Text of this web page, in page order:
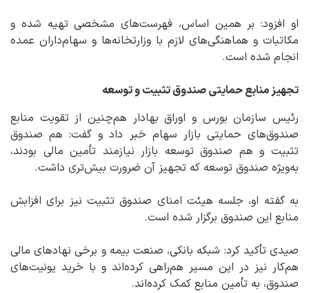
او افزود: بر همین اساس، فهرست‌های مشخصی تهیه شده و
مکاتبات و هماهنگی‌های لازم با وزارتخانه‌ها و سهام‌داران عمده
انجام شده است.
تجهیز منابع حمایتی صندوق تثبیت و توسعه
رئیس سازمان بورس و اوراق بهادار هم‌چنین از تقویت منابع
صندوق‌های حمایتی بازار سهام خبر داد و گفت: هم صندوق
تثبیت و هم صندوق توسعه بازار نیازمند تأمین مالی بودند،
به‌ویژه صندوق توسعه که تجهیز آن ضرورت بیش‌تری داشت.
به گفته او، جلسه هیئت امنای صندوق تثبیت نیز برای افزابش
منابع این صندوق برگزار شده است.
صیدی تأکید کرد: شبکه بانکی، صنعت بیمه و برخی نهادهای مالی
هم‌کار نیز در این مسیر هم‌راهی کرده‌اند و با خرید یونیت‌های
صندوق، به تأمین منابع کمک کرده‌اند.